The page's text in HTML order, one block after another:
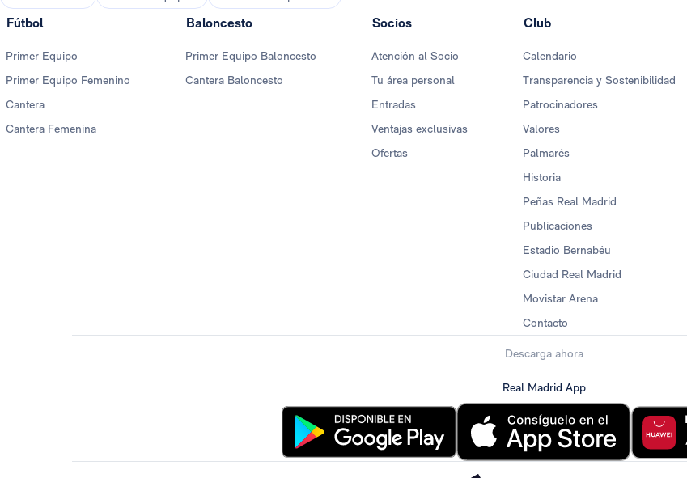
Fútbol
Primer Equipo
Primer Equipo Femenino
Cantera
Cantera Femenina
Baloncesto
Primer Equipo Baloncesto
Cantera Baloncesto
Socios
Atención al Socio
Tu área personal
Entradas
Ventajas exclusivas
Ofertas
Club
Calendario
Transparencia y Sostenibilidad
Patrocinadores
Valores
Palmarés
Historia
Peñas Real Madrid
Publicaciones
Estadio Bernabéu
Ciudad Real Madrid
Movistar Arena
Contacto
Descarga ahora
Real Madrid App